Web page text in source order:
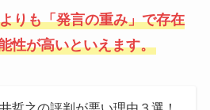
りも「発言の重み」で存在
性が高いといえます。